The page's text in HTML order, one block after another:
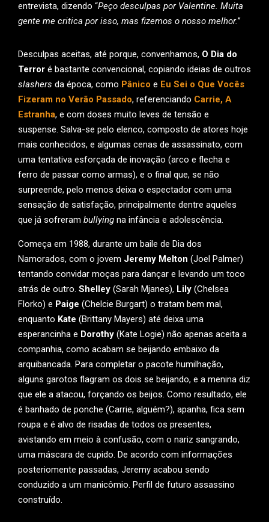
entrevista, dizendo “Peço desculpas por Valentine. Muita
gente me critica por isso, mas fizemos o nosso melhor.”
Desculpas aceitas, até porque, convenhamos, O Dia do
Terror é bastante convencional, copiando ideias de outros
slashers da época, como Pânico e Eu Sei o Que Vocês
Fizeram no Verão Passado, referenciando Carrie, A
Estranha, e com doses muito leves de tensão e
suspense. Salva-se pelo elenco, composto de atores hoje
mais conhecidos, e algumas cenas de assassinato, com
uma tentativa esforçada de inovação (arco e flecha e
ferro de passar como armas), e o final que, se não
surpreende, pelo menos deixa o espectador com uma
sensação de satisfação, principalmente dentre aqueles
que já sofreram bullying na infância e adolescência.
Começa em 1988, durante um baile de Dia dos
Namorados, com o jovem Jeremy Melton (Joel Palmer)
tentando convidar moças para dançar e levando um toco
atrás de outro. Shelley (Sarah Mjanes), Lily (Chelsea
Florko) e Paige (Chelcie Burgart) o tratam bem mal,
enquanto Kate (Brittany Mayers) até deixa uma
esperancinha e Dorothy (Kate Logie) não apenas aceita a
companhia, como acabam se beijando embaixo da
arquibancada. Para completar o pacote humilhação,
alguns garotos flagram os dois se beijando, e a menina diz
que ele a atacou, forçando os beijos. Como resultado, ele
é banhado de ponche (Carrie, alguém?), apanha, fica sem
roupa e é alvo de risadas de todos os presentes,
avistando em meio à confusão, com o nariz sangrando,
uma máscara de cupido. De acordo com informações
posteriomente passadas, Jeremy acabou sendo
conduzido a um manicômio. Perfil de futuro assassino
construído.